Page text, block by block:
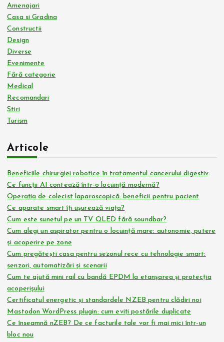
Amenajari
Casa si Gradina
Constructii
Design
Diverse
Evenimente
Fără categorie
Medical
Recomandari
Stiri
Turism
Articole
Beneficiile chirurgiei robotice în tratamentul cancerului digestiv
Ce funcții AI contează într-o locuință modernă?
Operația de colecist laparoscopică: beneficii pentru pacient
Ce aparate smart îți ușurează viața?
Cum este sunetul pe un TV QLED fără soundbar?
Cum alegi un aspirator pentru o locuință mare: autonomie, putere
și acoperire pe zone
Cum pregătești casa pentru sezonul rece cu tehnologie smart:
senzori, automatizări și scenarii
Cum te ajută mini rail cu bandă EPDM la etanșarea și protecția
acoperișului
Certificatul energetic și standardele NZEB pentru clădiri noi
Mastodon WordPress plugin: cum eviți postările duplicate
Ce înseamnă nZEB? De ce facturile tale vor fi mai mici într-un
bloc nou